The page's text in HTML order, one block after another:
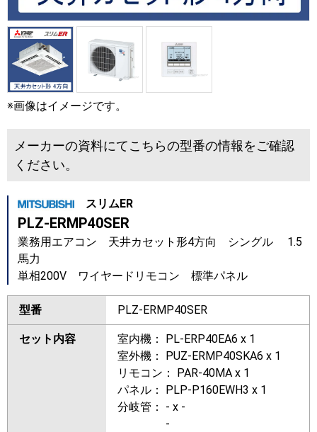
※画像はイメージです。
メーカーの資料にてこちらの型番の情報をご確認
ください。
スリムER
PLZ-ERMP40SER
業務用エアコン 天井カセット形4方向 シングル 1.5
馬力
単相200V ワイヤードリモコン 標準パネル
型番 PLZ-ERMP40SER
セット内容
室内機： PL-ERP40EA6 x 1
室外機： PUZ-ERMP40SKA6 x 1
リモコン： PAR-40MA x 1
パネル： PLP-P160EWH3 x 1
分岐管： - x -
-